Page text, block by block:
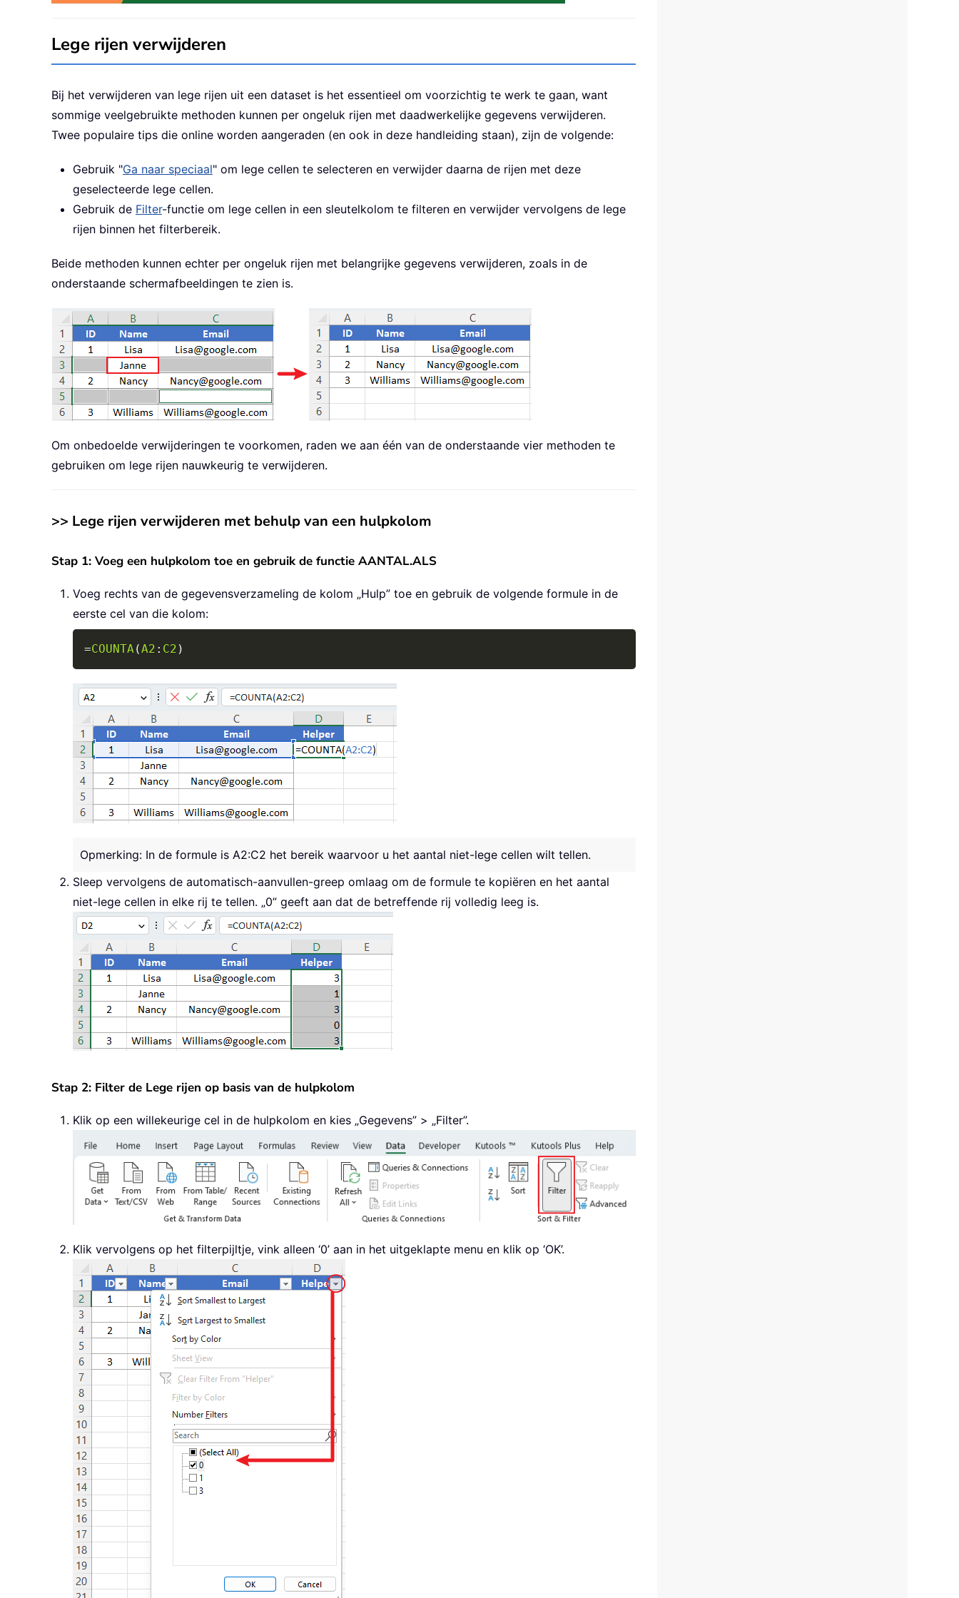
Lege rijen verwijderen
Bij het verwijderen van lege rijen uit een dataset is het essentieel om voorzichtig te werk te gaan, want
sommige veelgebruikte methoden kunnen per ongeluk rijen met daadwerkelijke gegevens verwijderen.
Twee populaire tips die online worden aangeraden (en ook in deze handleiding staan), zijn de volgende:
Gebruik "Ga naar speciaal" om lege cellen te selecteren en verwijder daarna de rijen met deze
geselecteerde lege cellen.
Gebruik de Filter-functie om lege cellen in een sleutelkolom te filteren en verwijder vervolgens de lege
rijen binnen het filterbereik.
Beide methoden kunnen echter per ongeluk rijen met belangrijke gegevens verwijderen, zoals in de
onderstaande schermafbeeldingen te zien is.
Om onbedoelde verwijderingen te voorkomen, raden we aan één van de onderstaande vier methoden te
gebruiken om lege rijen nauwkeurig te verwijderen.
>> Lege rijen verwijderen met behulp van een hulpkolom
Stap 1: Voeg een hulpkolom toe en gebruik de functie AANTAL.ALS
Voeg rechts van de gegevensverzameling de kolom „Hulp” toe en gebruik de volgende formule in de
eerste cel van die kolom:
=COUNTA(A2 : C2 )
Opmerking: In de formule is A2:C2 het bereik waarvoor u het aantal niet-lege cellen wilt tellen.
Sleep vervolgens de automatisch-aanvullen-greep omlaag om de formule te kopiëren en het aantal
niet-lege cellen in elke rij te tellen. „0” geeft aan dat de betreffende rij volledig leeg is.
Stap 2: Filter de Lege rijen op basis van de hulpkolom
Klik op een willekeurige cel in de hulpkolom en kies „Gegevens” > „Filter”.
Klik vervolgens op het filterpijltje, vink alleen ‘0’ aan in het uitgeklapte menu en klik op ‘OK’.